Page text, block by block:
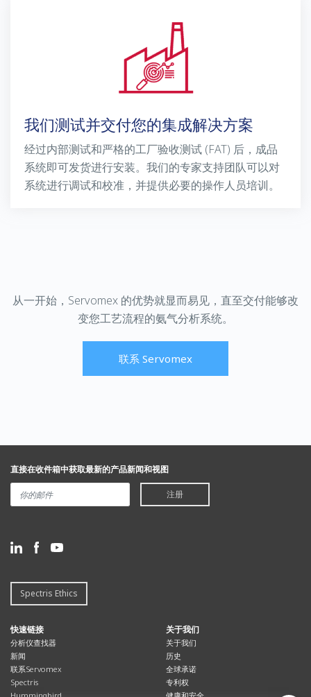
我们测试并交付您的集成解决方案
经过内部测试和严格的工厂验收测试 (FAT) 后，成品
系统即可发货进行安装。我们的专家支持团队可以对
系统进行调试和校准，并提供必要的操作人员培训。
从一开始， Servomex 的优势就显而易见，直至交付能够改
变您工艺流程的氨气分析系统。
联系 Servomex
直接在收件箱中获取最新的产品新闻和视图
注册
Spectris Ethics
快速链接
分析仪查找器
新闻
联系Servomex
Spectris
关于我们
关于我们
历史
全球承诺
专利权